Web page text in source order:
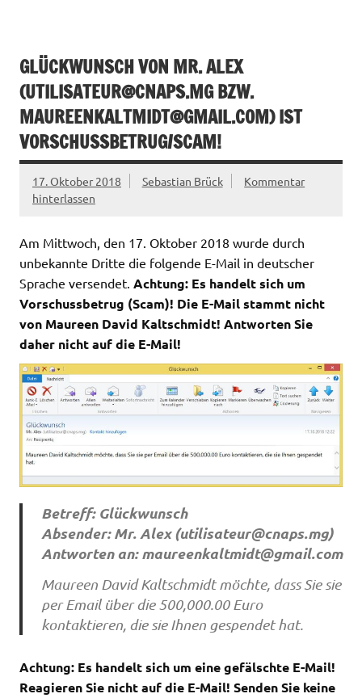
GLÜCKWUNSCH VON MR. ALEX
(UTILISATEUR@CNAPS.MGBZW.
MAUREENKALTMIDT@GMAIL.COM) IST
VORSCHUSSBETRUG/SCAM!
17. Oktober 2018 Sebastian Brück
Kommentar
hinterlassen
Am Mittwoch, den 17. Oktober 2018 wurde durch
unbekannte Dritte die folgende E-Mail in deutscher
Sprache versendet. Achtung: Es handelt sich um
Vorschussbetrug (Scam)! Die E-Mail stammt nicht
von Maureen David Kaltschmidt! Antworten Sie
daher nicht auf die E-Mail!
Betreff: Glückwunsch
Absender: Mr. Alex (utilisateur@cnaps.mg)
Antworten an:maureenkaltmidt@gmail.com
Maureen David Kaltschmidt möchte, dass Sie sie
per Email über die 500,000.00 Euro
kontaktieren, die sie Ihnen gespendet hat.
Achtung: Es handelt sich um eine gefälschte E-Mail!
Reagieren Sie nicht auf die E-Mail! Senden Sie keine